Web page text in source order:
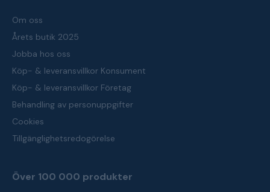
Om oss
Årets butik 2025
Jobba hos oss
Köp- & leveransvillkor Konsument
Köp- & leveransvillkor Företag
Behandling av personuppgifter
Cookies
Tillgänglighetsredogörelse
Över 100 000 produkter